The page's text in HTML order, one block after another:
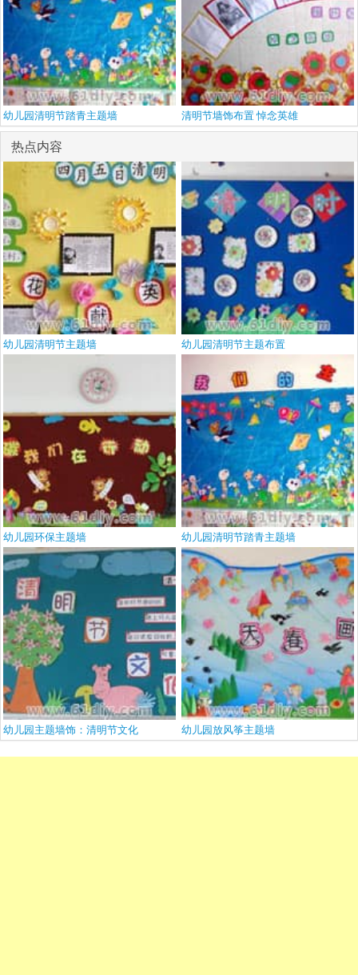
幼儿园清明节踏青主题墙 清明节墙饰布置 悼念英雄
热点内容
幼儿园清明节主题墙 幼儿园清明节主题布置
幼儿园环保主题墙 幼儿园清明节踏青主题墙
幼儿园主题墙饰：清明节文化 幼儿园放风筝主题墙